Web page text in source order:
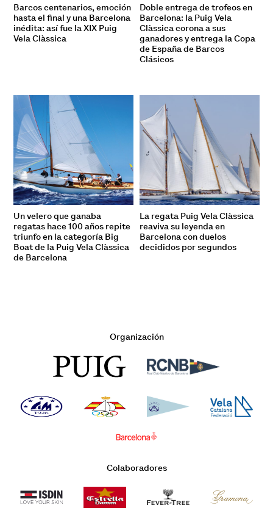
Barcos centenarios, emoción
hasta el final y una Barcelona
inédita: así fue la XIX Puig
Vela Clàssica
Doble entrega de trofeos en
Barcelona: la Puig Vela
Clàssica corona a sus
ganadores y entrega la Copa
de España de Barcos
Clásicos
Un velero que ganaba
regatas hace 100 años repite
triunfo en la categoría Big
Boat de la Puig Vela Clàssica
de Barcelona
La regata Puig Vela Clàssica
reaviva su leyenda en
Barcelona con duelos
decididos por segundos
Organización
Colaboradores